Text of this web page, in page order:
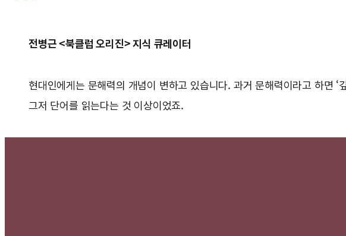
전병근 <북클럽 오리진> 지식 큐레이터
현대인에게는 문해력의 개념이 변하고 있습니다. 과거 문해력이라고 하면
그저 단어를 읽는다는 것 이상이었죠.